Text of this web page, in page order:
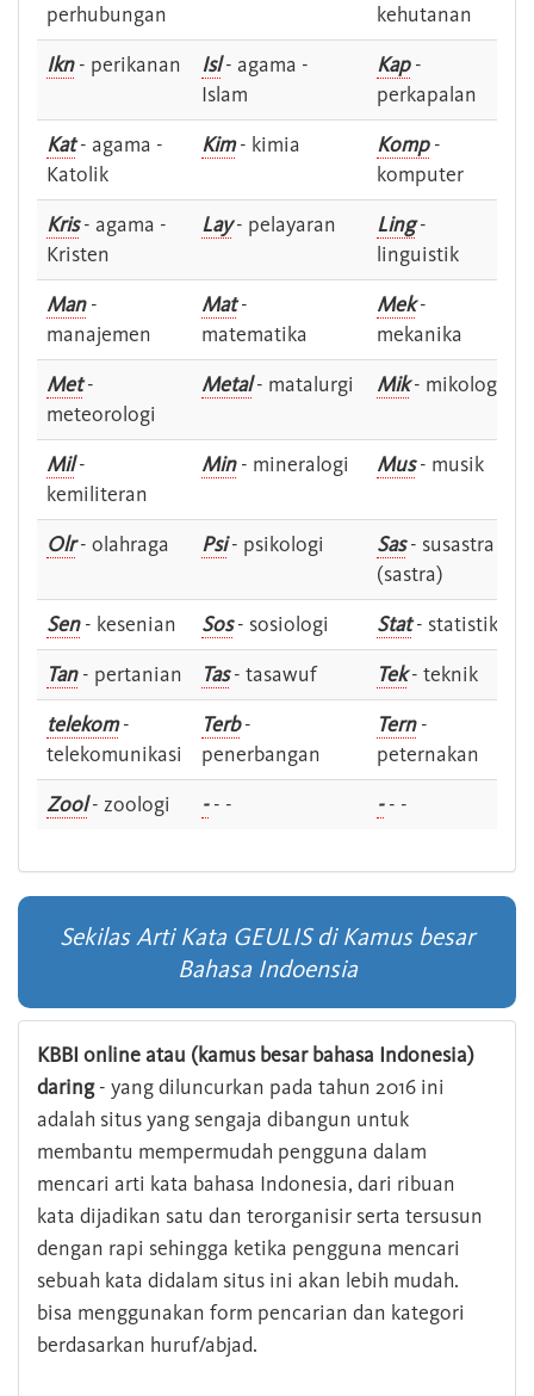
perhubungan
kehutanan
Ikn- perikanan Isl- agama -
Islam
Kap-
perkapalan
Kat- agama -
Katolik
Kim- kimia Komp-
komputer
Kris- agama -
Kristen
Lay- pelayaran Ling-
linguistik
Man-
manajemen
Mat-
matematika
Mek-
mekanika
Met-
meteorologi
Metal- matalurgi Mik- mikologi
Mil-
kemiliteran
Min- mineralogi Mus- musik
Olr- olahraga Psi- psikologi Sas- susastra -
(sastra)
Sen- kesenian Sos- sosiologi Stat- statistik
Tan- pertanian Tas- tasawuf Tek- teknik
telekom-
telekomunikasi
Terb-
penerbangan
Tern-
peternakan
Zool- zoologi -- - -- -
Sekilas Arti Kata GEULIS di Kamus besar
Bahasa Indoensia
KBBI online atau (kamus besar bahasa Indonesia)
daring- yang diluncurkan pada tahun 2016 ini
adalah situs yang sengaja dibangun untuk
membantu mempermudah pengguna dalam
mencari arti kata bahasa Indonesia, dari ribuan
kata dijadikan satu dan terorganisir serta tersusun
dengan rapi sehingga ketika pengguna mencari
sebuah kata didalam situs ini akan lebih mudah.
bisa menggunakan form pencarian dan kategori
berdasarkan huruf/abjad.